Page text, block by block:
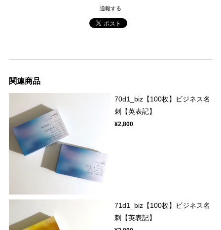
通報する
関連商品
70d1_biz【100枚】ビジネス名
刺【英表記】
¥2,800
71d1_biz【100枚】ビジネス名
刺【英表記】